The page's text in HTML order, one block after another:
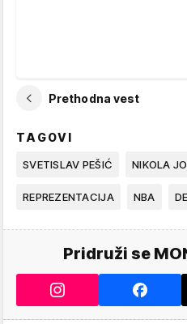
Prethodna vest
TAGOVI
SVETISLAV PEŠIĆ NIKOLA
REPREZENTACIJA NBA
Pridruži se